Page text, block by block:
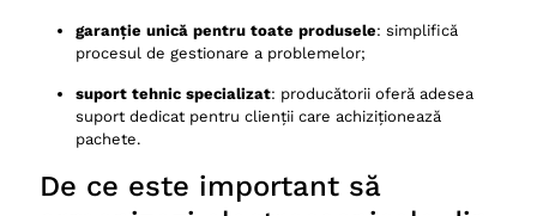
garanție unică pentru toate produsele: simplifică
procesul de gestionare a problemelor;
suport tehnic specializat: producătorii oferă adesea
suport dedicat pentru clienții care achiziționează
pachete.
De ce este important să